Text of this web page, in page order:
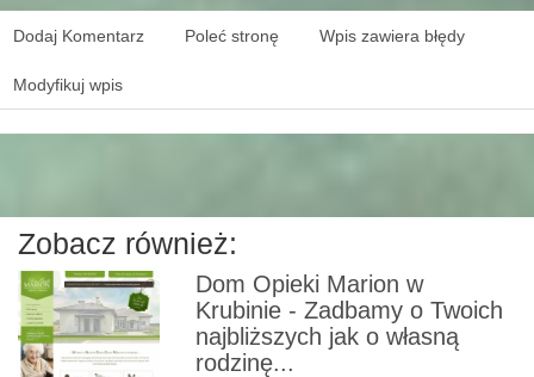
Dodaj Komentarz Poleć stronę Wpis zawiera błędy
Modyfikuj wpis
Zobacz również:
Dom Opieki Marion w
Krubinie - Zadbamy o Twoich
najbliższych jak o własną
rodzinę...